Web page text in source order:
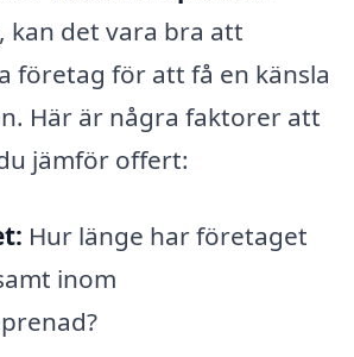
, kan det vara bra att
företag för att få en känsla
Här är några faktorer att
jämför offert:
Hur länge har företaget
inom